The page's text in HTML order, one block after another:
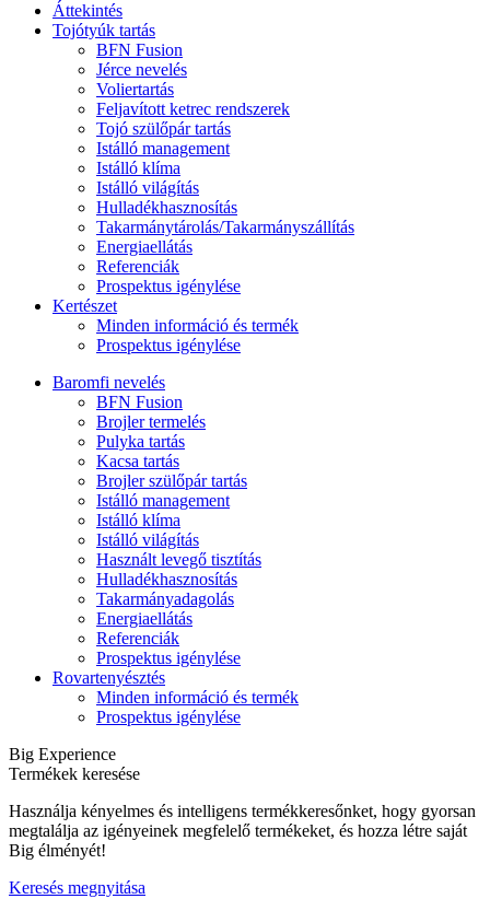
Áttekintés
Tojótyúk tartás
BFN Fusion
Jérce nevelés
Voliertartás
Feljavított ketrec rendszerek
Tojó szülőpár tartás
Istálló management
Istálló klíma
Istálló világítás
Hulladékhasznosítás
Takarmánytárolás/Takarmányszállítás
Energiaellátás
Referenciák
Prospektus igénylése
Kertészet
Minden információ és termék
Prospektus igénylése
Baromfi nevelés
BFN Fusion
Brojler termelés
Pulyka tartás
Kacsa tartás
Brojler szülőpár tartás
Istálló management
Istálló klíma
Istálló világítás
Használt levegő tisztítás
Hulladékhasznosítás
Takarmányadagolás
Energiaellátás
Referenciák
Prospektus igénylése
Rovartenyésztés
Minden információ és termék
Prospektus igénylése
Big Experience
Termékek keresése
Használja kényelmes és intelligens termékkeresőnket, hogy gyorsan
megtalálja az igényeinek megfelelő termékeket, és hozza létre saját
Big élményét!
Keresés megnyitása